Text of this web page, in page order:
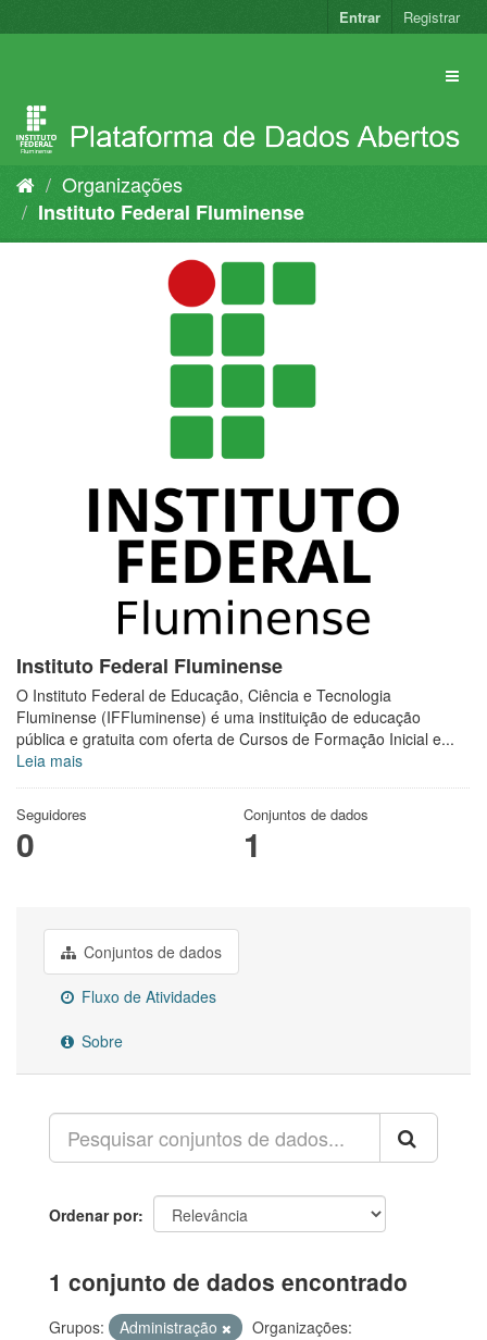
para
Entrar Registrar
Organizações
Instituto Federal Fluminense
Instituto Federal Fluminense
O Instituto Federal de Educação, Ciência e Tecnologia
Fluminense (IFFluminense) é uma instituição de educação
pública e gratuita com oferta de Cursos de Formação Inicial e...
Leia mais
Seguidores
0
Conjuntos de dados
1
Conjuntos de dados
Fluxo de Atividades
Sobre
Ordenar por
1 conjunto de dados encontrado
Grupos: Administração
Organizações: